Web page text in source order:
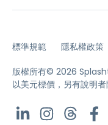
標準規範 隱私權政策
版權所有© 2026
以美元標價，另有說明者